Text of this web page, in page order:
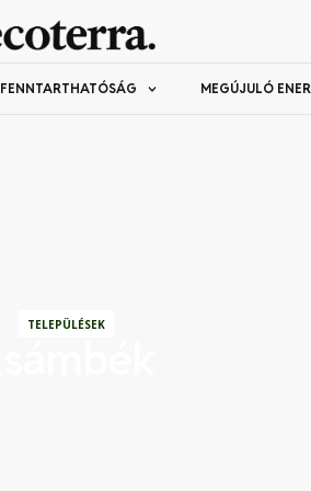
FENNTARTHATÓSÁG MEGÚJULÓ
TELEPÜLÉSEK